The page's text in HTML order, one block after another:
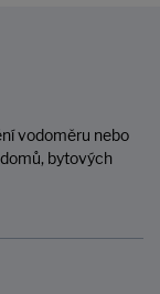
vodoměru nebo
bytových